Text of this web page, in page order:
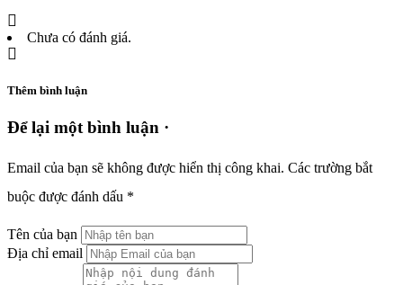
Chưa có đánh giá.
Thêm bình luận
Để lại một bình luận ·
Email của bạn sẽ không được hiển thị công khai. Các trường bắt
buộc được đánh dấu *
Tên của bạn
Địa chỉ email